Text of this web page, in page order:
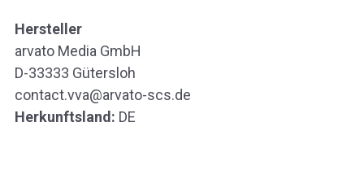
Hersteller
arvato Media GmbH
D-33333 Gütersloh
contact.vva@arvato-scs.de
Herkunftsland: DE